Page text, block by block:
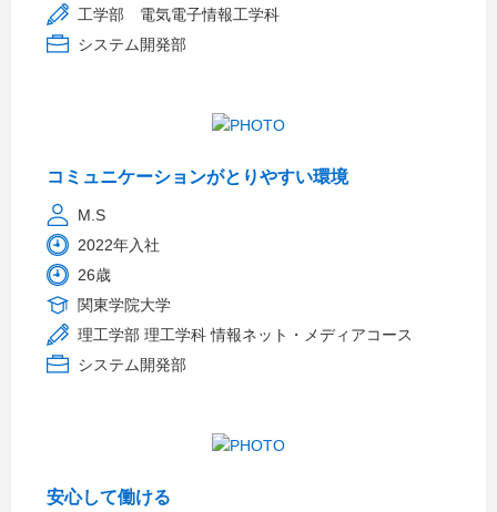
工学部 電気電子情報工学科
システム開発部
コミュニケーションがとりやすい環境
M.S
2022年入社
26歳
関東学院大学
理工学部 理工学科 情報ネット・メディアコース
システム開発部
安心して働ける